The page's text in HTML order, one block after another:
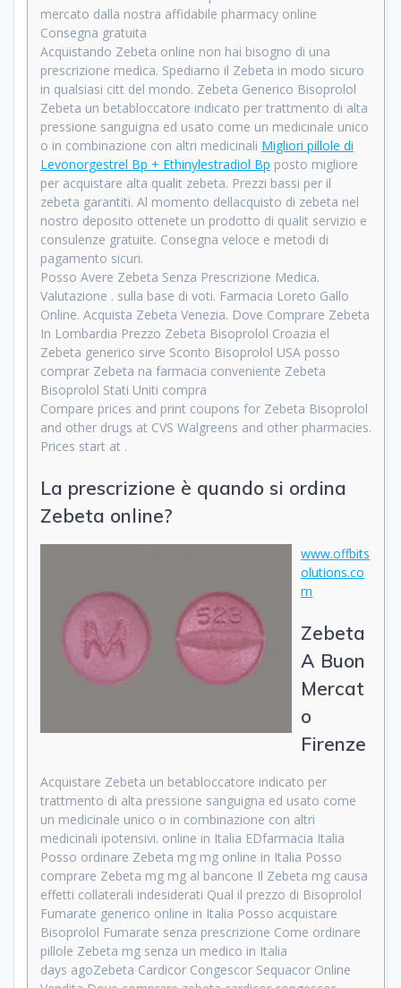
mercato dalla nostra affidabile pharmacy online
Consegna gratuita
Acquistando Zebeta online non hai bisogno di una
prescrizione medica. Spediamo il Zebeta in modo sicuro
in qualsiasi citt del mondo. Zebeta Generico Bisoprolol
Zebeta un betabloccatore indicato per trattmento di alta
pressione sanguigna ed usato come un medicinale unico
o in combinazione con altri medicinali Migliori pillole di
Levonorgestrel Bp + Ethinylestradiol Bp posto migliore
per acquistare alta qualit zebeta. Prezzi bassi per il
zebeta garantiti. Al momento dellacquisto di zebeta nel
nostro deposito ottenete un prodotto di qualit servizio e
consulenze gratuite. Consegna veloce e metodi di
pagamento sicuri.
Posso Avere Zebeta Senza Prescrizione Medica.
Valutazione . sulla base di voti. Farmacia Loreto Gallo
Online. Acquista Zebeta Venezia. Dove Comprare Zebeta
In Lombardia Prezzo Zebeta Bisoprolol Croazia el
Zebeta generico sirve Sconto Bisoprolol USA posso
comprar Zebeta na farmacia conveniente Zebeta
Bisoprolol Stati Uniti compra
Compare prices and print coupons for Zebeta Bisoprolol
and other drugs at CVS Walgreens and other pharmacies.
Prices start at .
La prescrizione è quando si ordina
Zebeta online?
www.offbits
olutions.co
m
Zebeta
A Buon
Mercat
o
Firenze
Acquistare Zebeta un betabloccatore indicato per
trattmento di alta pressione sanguigna ed usato come
un medicinale unico o in combinazione con altri
medicinali ipotensivi. online in Italia EDfarmacia Italia
Posso ordinare Zebeta mg mg online in Italia Posso
comprare Zebeta mg mg al bancone Il Zebeta mg causa
effetti collaterali indesiderati Qual il prezzo di Bisoprolol
Fumarate generico online in Italia Posso acquistare
Bisoprolol Fumarate senza prescrizione Come ordinare
pillole Zebeta mg senza un medico in Italia
days agoZebeta Cardicor Congescor Sequacor Online